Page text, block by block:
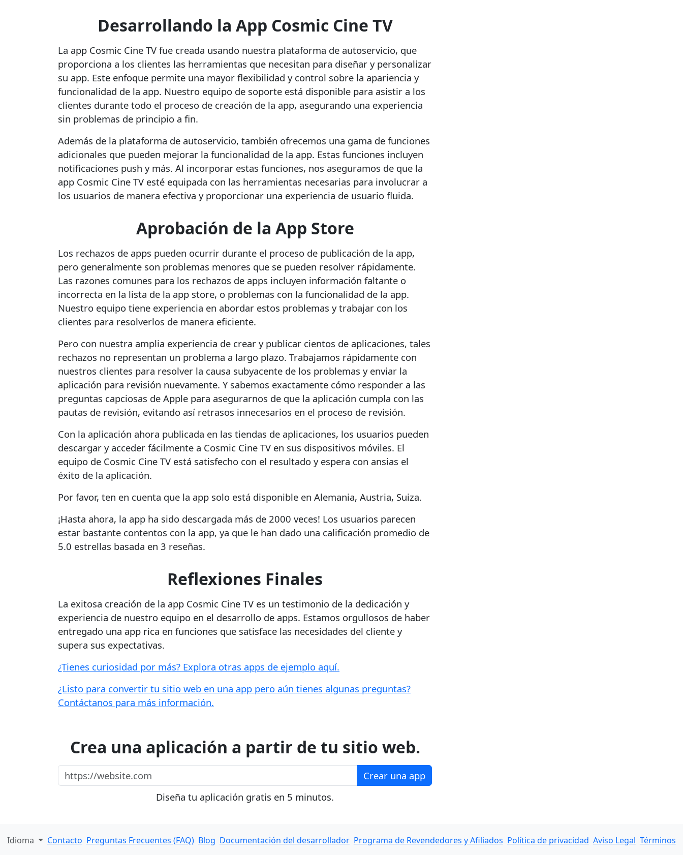
Desarrollando la App Cosmic Cine TV
La app Cosmic Cine TV fue creada usando nuestra plataforma de autoservicio, que
proporciona a los clientes las herramientas que necesitan para diseñar y personalizar
su app. Este enfoque permite una mayor flexibilidad y control sobre la apariencia y
funcionalidad de la app. Nuestro equipo de soporte está disponible para asistir a los
clientes durante todo el proceso de creación de la app, asegurando una experiencia
sin problemas de principio a fin.
Además de la plataforma de autoservicio, también ofrecemos una gama de funciones
adicionales que pueden mejorar la funcionalidad de la app. Estas funciones incluyen
notificaciones push y más. Al incorporar estas funciones, nos aseguramos de que la
app Cosmic Cine TV esté equipada con las herramientas necesarias para involucrar a
los usuarios de manera efectiva y proporcionar una experiencia de usuario fluida.
Aprobación de la App Store
Los rechazos de apps pueden ocurrir durante el proceso de publicación de la app,
pero generalmente son problemas menores que se pueden resolver rápidamente.
Las razones comunes para los rechazos de apps incluyen información faltante o
incorrecta en la lista de la app store, o problemas con la funcionalidad de la app.
Nuestro equipo tiene experiencia en abordar estos problemas y trabajar con los
clientes para resolverlos de manera eficiente.
Pero con nuestra amplia experiencia de crear y publicar cientos de aplicaciones, tales
rechazos no representan un problema a largo plazo. Trabajamos rápidamente con
nuestros clientes para resolver la causa subyacente de los problemas y enviar la
aplicación para revisión nuevamente. Y sabemos exactamente cómo responder a las
preguntas capciosas de Apple para asegurarnos de que la aplicación cumpla con las
pautas de revisión, evitando así retrasos innecesarios en el proceso de revisión.
Con la aplicación ahora publicada en las tiendas de aplicaciones, los usuarios pueden
descargar y acceder fácilmente a Cosmic Cine TV en sus dispositivos móviles. El
equipo de Cosmic Cine TV está satisfecho con el resultado y espera con ansias el
éxito de la aplicación.
Por favor, ten en cuenta que la app solo está disponible en Alemania, Austria, Suiza.
¡Hasta ahora, la app ha sido descargada más de 2000 veces! Los usuarios parecen
estar bastante contentos con la app, ya que le han dado una calificación promedio de
5.0 estrellas basada en 3 reseñas.
Reflexiones Finales
La exitosa creación de la app Cosmic Cine TV es un testimonio de la dedicación y
experiencia de nuestro equipo en el desarrollo de apps. Estamos orgullosos de haber
entregado una app rica en funciones que satisface las necesidades del cliente y
supera sus expectativas.
¿Tienes curiosidad por más? Explora otras apps de ejemplo aquí.
¿Listo para convertir tu sitio web en una app pero aún tienes algunas preguntas?
Contáctanos para más información.
Crea una aplicación a partir de tu sitio web.
https://website.com
Crear una app
Diseña tu aplicación gratis en 5 minutos.
Idioma Contacto Preguntas Frecuentes (FAQ) Blog Documentación del desarrollador Programa de Revendedores y Afiliados Política de privacidad Aviso Legal Términos